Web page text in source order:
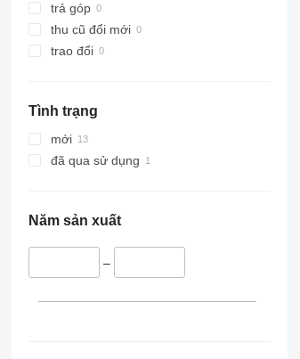
trả góp
thu cũ đổi mới
trao đổi
Tình trạng
mới
đã qua sử dụng
Năm sản xuất
–